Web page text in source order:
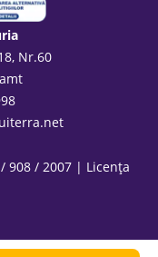
Nr.60
/ 908 / 2007 | Licența